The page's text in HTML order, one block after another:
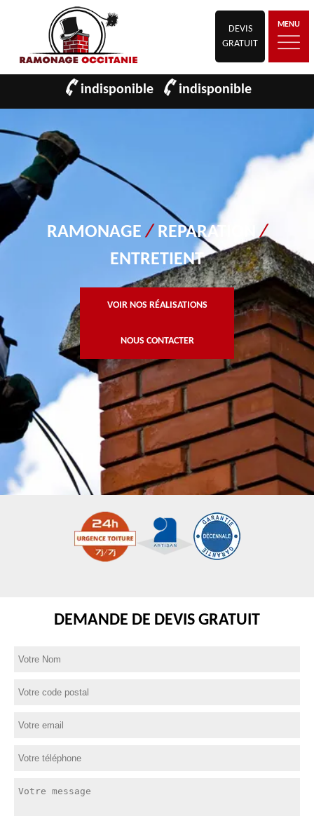
DEVIS
GRATUIT
MENU
indisponible indisponible
RAMONAGE/ REPARATION/
ENTRETIENT
VOIR NOS RÉALISATIONS
NOUS CONTACTER
DEMANDE DE DEVIS GRATUIT